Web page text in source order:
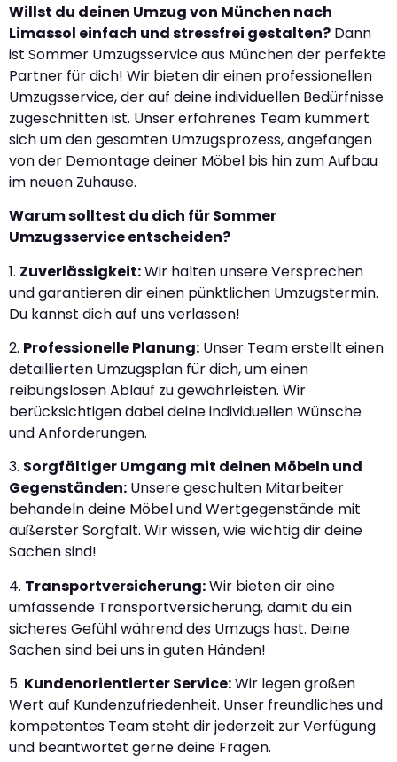
Willst du deinen Umzug von München nach
Limassol einfach und stressfrei gestalten? Dann
ist Sommer Umzugsservice aus München der perfekte
Partner für dich! Wir bieten dir einen professionellen
Umzugsservice, der auf deine individuellen Bedürfnisse
zugeschnitten ist. Unser erfahrenes Team kümmert
sich um den gesamten Umzugsprozess, angefangen
von der Demontage deiner Möbel bis hin zum Aufbau
im neuen Zuhause.
Warum solltest du dich für Sommer
Umzugsservice entscheiden?
1. Zuverlässigkeit:Wir halten unsere Versprechen
und garantieren dir einen pünktlichen Umzugstermin.
Du kannst dich auf uns verlassen!
2. Professionelle Planung: Unser Team erstellt einen
detaillierten Umzugsplan für dich, um einen
reibungslosen Ablauf zu gewährleisten. Wir
berücksichtigen dabei deine individuellen Wünsche
und Anforderungen.
3. Sorgfältiger Umgang mit deinen Möbeln und
Gegenständen: Unsere geschulten Mitarbeiter
behandeln deine Möbel und Wertgegenstände mit
äußerster Sorgfalt. Wir wissen, wie wichtig dir deine
Sachen sind!
4. Transportversicherung:Wir bieten dir eine
umfassende Transportversicherung, damit du ein
sicheres Gefühl während des Umzugs hast. Deine
Sachen sind bei uns in guten Händen!
5. Kundenorientierter Service:Wir legen großen
Wert auf Kundenzufriedenheit. Unser freundliches und
kompetentes Team steht dir jederzeit zur Verfügung
und beantwortet gerne deine Fragen.